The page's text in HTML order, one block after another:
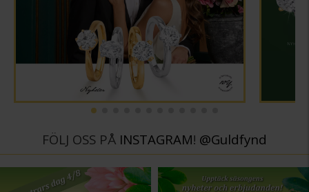
FÖLJ OSS PÅ INSTAGRAM! @Guldfynd